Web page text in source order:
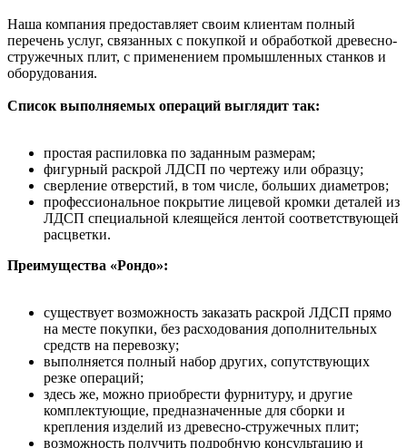
Наша компания предоставляет своим клиентам полный
перечень услуг, связанных с покупкой и обработкой древесно-
стружечных плит, с применением промышленных станков и
оборудования.
Список выполняемых операций выглядит так:
простая распиловка по заданным размерам;
фигурный раскрой ЛДСП по чертежу или образцу;
сверление отверстий, в том числе, больших диаметров;
профессиональное покрытие лицевой кромки деталей из
ЛДСП специальной клеящейся лентой соответствующей
расцветки.
Преимущества «Рондо»:
существует возможность заказать раскрой ЛДСП прямо
на месте покупки, без расходования дополнительных
средств на перевозку;
выполняется полный набор других, сопутствующих
резке операций;
здесь же, можно приобрести фурнитуру, и другие
комплектующие, предназначенные для сборки и
крепления изделий из древесно-стружечных плит;
возможность получить подробную консультацию и